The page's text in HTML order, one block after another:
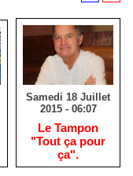
Samedi 18 Juillet
2015 - 06:07
Le Tampon
"Tout ça pour
ça".